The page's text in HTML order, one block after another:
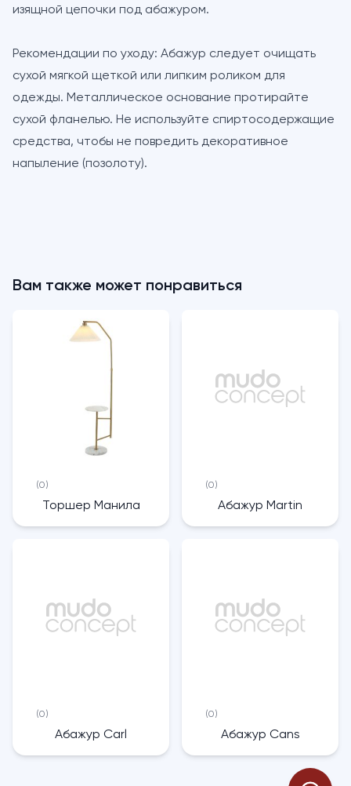
изящной цепочки под абажуром.
Рекомендации по уходу: Абажур следует очищать
сухой мягкой щеткой или липким роликом для
одежды. Металлическое основание протирайте
сухой фланелью. Не используйте спиртосодержащие
средства, чтобы не повредить декоративное
напыление (позолоту).
Вам также может понравиться
(0)
Торшер Манила
(0)
Абажур Martin
(0)
Абажур Carl
(0)
Абажур Cans